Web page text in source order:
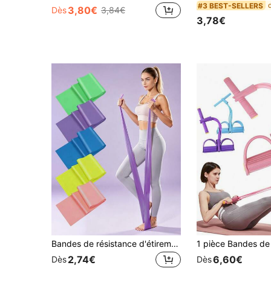
Dès3,80€ 3,84€ #3 BEST-SELLERS
3,78€
Bandes de résistance d'étirement de yoga, bandes de fitness élastiques larges pour l'entraînement complet du corps en Pilates, entraînement des jambes et des bras, bandes d'exercice portables et pliables pour les voyages, pour les débutants, les athlètes hommes et femmes, idéal pour la maison, la salle de sport et l'entraînement en extérieur
Dès2,74€
Dès6,60€